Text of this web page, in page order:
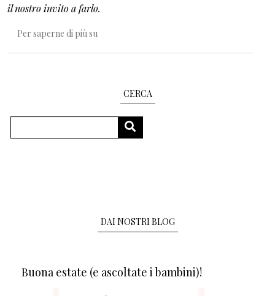
il nostro invito a farlo.
Per saperne di più su
CERCA
CERCA
DAI NOSTRI BLOG
Buona estate (e ascoltate i bambini)!